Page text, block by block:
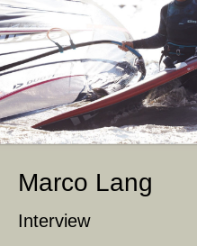
Marco Lang
Interview